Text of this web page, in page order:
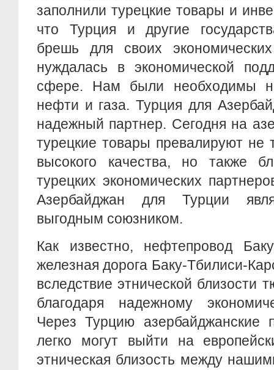
заполнили турецкие товары и
что Турция и другие
брешь для своих
нуждалась в экономической
сфере. Нам были необходимы
нефти и газа. Турция для
надежный партнер. Сегодня на
турецкие товары превалируют не
высокого качества, но также
турецких экономических
Азербайджан для Турции
выгодным союзником.
Как известно, нефтепровод
железная дорога Баку-Тбилиси-
вследствие этнической близости
благодаря надежному
Через Турцию азербайджанские
легко могут выйти на
этническая близость между